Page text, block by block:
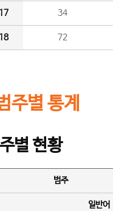
17 34
18 72
주별 통계
별 현황
범주
일반어